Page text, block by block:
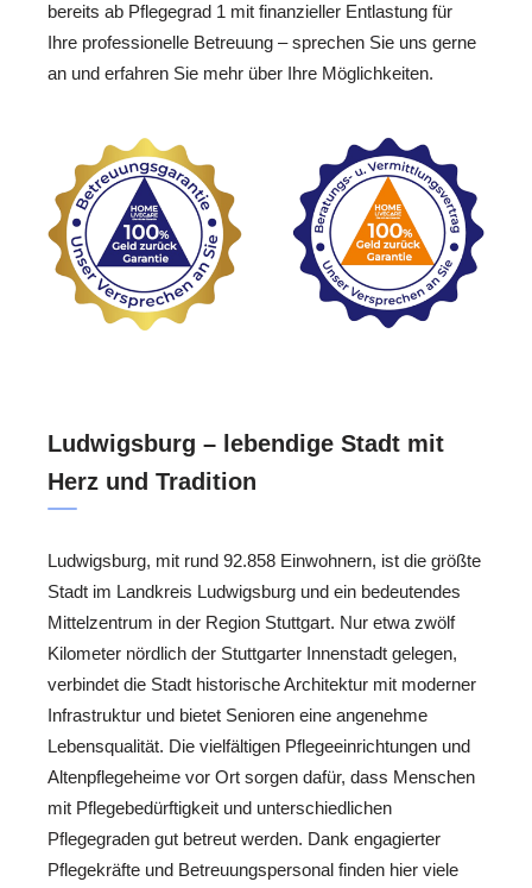
bereits ab Pflegegrad 1 mit finanzieller Entlastung für
Ihre professionelle Betreuung – sprechen Sie uns gerne
an und erfahren Sie mehr über Ihre Möglichkeiten.
Ludwigsburg – lebendige Stadt mit
Herz und Tradition
Ludwigsburg, mit rund 92.858 Einwohnern, ist die größte
Stadt im Landkreis Ludwigsburg und ein bedeutendes
Mittelzentrum in der Region Stuttgart. Nur etwa zwölf
Kilometer nördlich der Stuttgarter Innenstadt gelegen,
verbindet die Stadt historische Architektur mit moderner
Infrastruktur und bietet Senioren eine angenehme
Lebensqualität. Die vielfältigen Pflegeeinrichtungen und
Altenpflegeheime vor Ort sorgen dafür, dass Menschen
mit Pflegebedürftigkeit und unterschiedlichen
Pflegegraden gut betreut werden. Dank engagierter
Pflegekräfte und Betreuungspersonal finden hier viele